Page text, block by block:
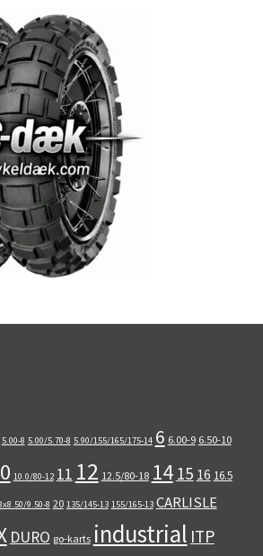
5.00-8 5.00/5.70-8 5.90/155/165/175-14 6 6.00-9 6.50-10
10.0/80-12 11 12 12.5/80-18 14 15 16 16.5
9.50-8 20 135/145-13 155/165-13 CARLISLE
DURO go-karts industrial ITP